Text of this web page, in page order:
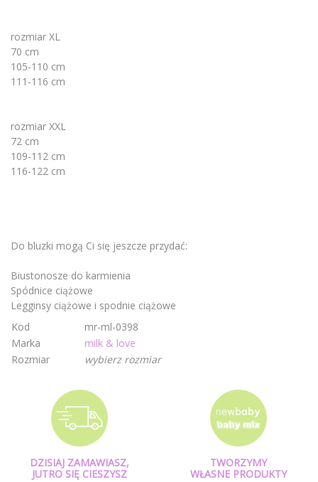
rozmiar XL
70 cm
105-110 cm
111-116 cm
rozmiar XXL
72 cm
109-112 cm
116-122 cm
Do bluzki mogą Ci się jeszcze przydać:
Biustonosze do karmienia
Spódnice ciążowe
Legginsy ciążowe i spodnie ciążowe
Kod
mr-ml-0398
Marka
milk & love
Rozmiar
wybierz rozmiar
DZISIAJ ZAMAWIASZ,
JUTRO SIĘ CIESZYSZ
TWORZYMY
WŁASNE PRODUKTY